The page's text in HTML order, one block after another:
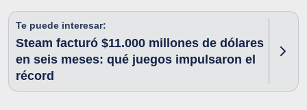
Te puede interesar:
Steam facturó $11.000 millones de dólares
en seis meses: qué juegos impulsaron el
récord